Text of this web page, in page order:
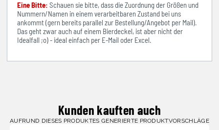
Eine Bitte: Schauen sie bitte, dass die Zuordnung der Größen und
Nummern/Namen in einem verarbeitbaren Zustand bei uns
ankommt (gern bereits parallel zur Bestellung/Angebot per Mail).
Das geht zwar auch auf einem Bierdeckel, ist aber nicht der
Idealfall ;o) - ideal einfach per E-Mail oder Excel.
Kunden kauften auch
AUFRUND DIESES PRODUKTES GENERIERTE PRODUKTVORSCHLÄGE